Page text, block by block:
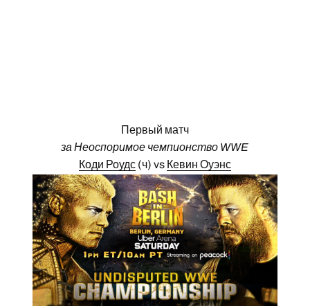
Первый матч
за Неоспоримое чемпионство WWE
Коди Роудс(ч) vs Кевин Оуэнс